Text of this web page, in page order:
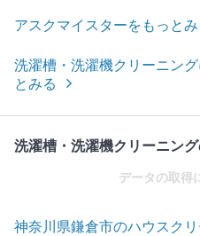
アスクマイスターをもっとみ
洗濯槽・洗濯機クリーニン
とみる
洗濯槽・洗濯機クリーニン
データの取得
神奈川県鎌倉市のハウスク